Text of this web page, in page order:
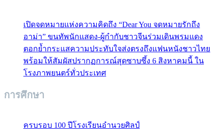
เปิดจดหมายแห่งความคิดถึง “Dear You จดหมายรักถึง
อาม่า” ขนทัพนักแสดง-ผู้กำกับชาวจีนร่วมเดินพรมแดง
ตอกย้ำกระแสความประทับใจส่งตรงถึงแฟนหนังชาวไทย
พร้อมให้สัมผัสปรากฏการณ์สุดซาบซึ้ง 6 สิงหาคมนี้ ใน
โรงภาพยนตร์ทั่วประเทศ
การศึกษา
ครบรอบ 100 ปีโรงเรียนอำนวยศิลป์